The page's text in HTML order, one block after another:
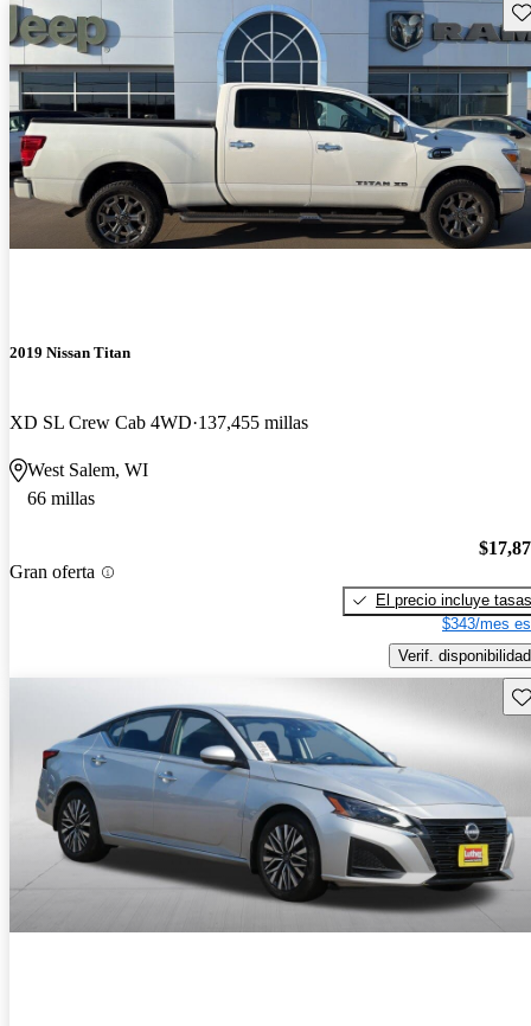
2019 Nissan Titan
XD SL Crew Cab 4WD 137,455 millas
West Salem, WI
66 millas
Gran oferta
El precio incluye tasas
$343/mes
Verif. disponibilidad